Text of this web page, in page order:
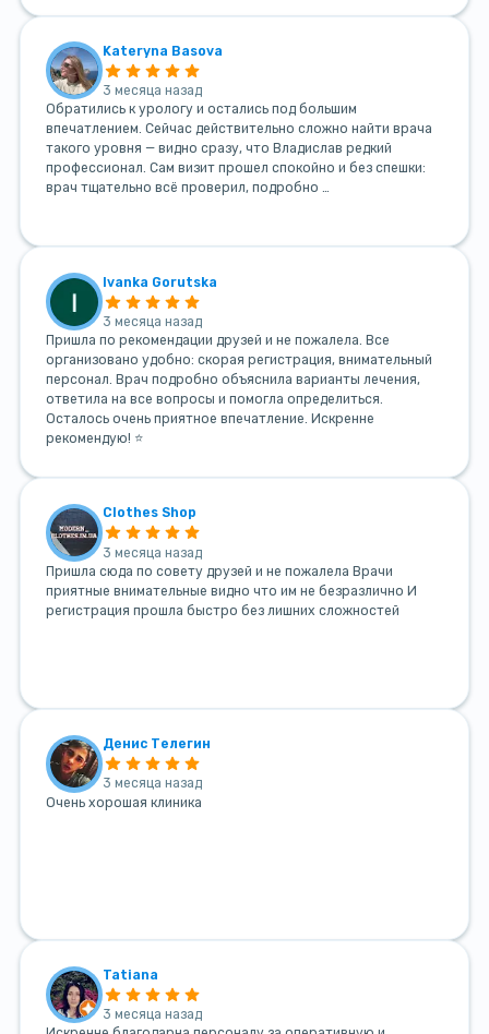
Kateryna Basova
3 месяца назад
Обратились к урологу и остались под большим
впечатлением. Сейчас действительно сложно найти врача
такого уровня — видно сразу, что Владислав редкий
профессионал. Сам визит прошел спокойно и без спешки:
врач тщательно всё проверил, подробно …
Ivanka Gorutska
3 месяца назад
Пришла по рекомендации друзей и не пожалела. Все
организовано удобно: скорая регистрация, внимательный
персонал. Врач подробно объяснила варианты лечения,
ответила на все вопросы и помогла определиться.
Осталось очень приятное впечатление. Искренне
рекомендую! ⭐
Clothes Shop
3 месяца назад
Пришла сюда по совету друзей и не пожалела Врачи
приятные внимательные видно что им не безразлично И
регистрация прошла быстро без лишних сложностей
Денис Телегин
3 месяца назад
Очень хорошая клиника
Tatiana
3 месяца назад